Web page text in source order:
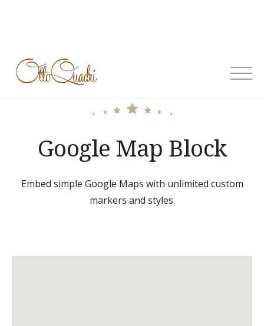
Google Map Block
Embed simple Google Maps with unlimited custom
markers and styles.